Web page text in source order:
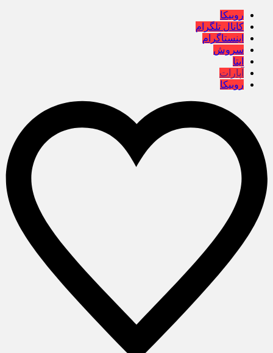
روبیکا
کانال تلگرام
اینستاگرام
سروش
ایتا
آپارات
روبیکا